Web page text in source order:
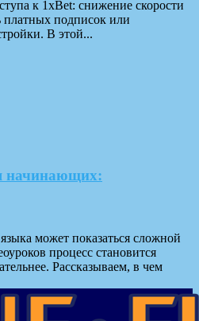
к 1xBet: снижение скорости
платных подписок или
В этой...
начинающих:
может показаться сложной
процесс становится
Рассказываем, в чем